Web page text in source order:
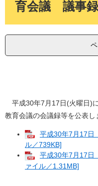
育会議 議事
平成30年7月17日(火曜日)
教育会議の会議録等を公表し
平成30年7月17
ル／739KB]
平成30年7月17
ァイル／1.31MB]